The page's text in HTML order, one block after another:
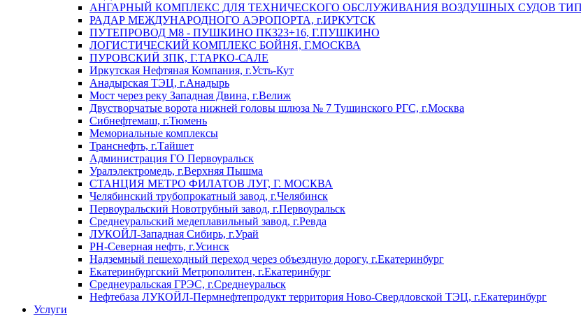
АНГАРНЫЙ КОМПЛЕКС ДЛЯ ТЕХНИЧЕСКОГО ОБСЛУЖИВАНИЯ ВОЗДУШНЫХ СУДОВ
РАДАР МЕЖДУНАРОДНОГО АЭРОПОРТА, г.ИРКУТСК
ПУТЕПРОВОД М8 - ПУШКИНО ПК323+16, Г.ПУШКИНО
ЛОГИСТИЧЕСКИЙ КОМПЛЕКС БОЙНЯ, Г.МОСКВА
ПУРОВСКИЙ ЗПК, Г.ТАРКО-САЛЕ
Иркутская Нефтяная Компания, г.Усть-Кут
Анадырская ТЭЦ, г.Анадырь
Мост через реку Западная Двина, г.Велиж
Двустворчатые ворота нижней головы шлюза № 7 Тушинского РГС, г.Москва
Сибнефтемаш, г.Тюмень
Мемориальные комплексы
Транснефть, г.Тайшет
Администрация ГО Первоуральск
Уралэлектромедь, г.Верхняя Пышма
СТАНЦИЯ МЕТРО ФИЛАТОВ ЛУГ, Г. МОСКВА
Челябинский трубопрокатный завод, г.Челябинск
Первоуральский Новотрубный завод, г.Первоуральск
Среднеуральский медеплавильный завод, г.Ревда
ЛУКОЙЛ-Западная Сибирь, г.Урай
РН-Северная нефть, г.Усинск
Надземный пешеходный переход через объездную дорогу, г.Екатеринбург
Екатеринбургский Метрополитен, г.Екатеринбург
Среднеуральская ГРЭС, г.Среднеуральск
Нефтебаза ЛУКОЙЛ-Пермнефтепродукт территория Ново-Свердловской ТЭЦ, г.Екатеринбург
Услуги